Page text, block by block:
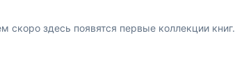
здесь появятся первые коллекции книг.